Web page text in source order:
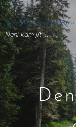
Svět ve kterém žijeme, je jen jeden
Není kam jít ...